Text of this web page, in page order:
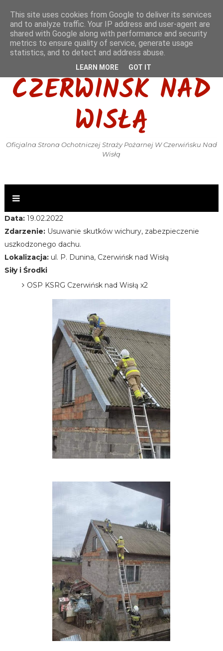
OSP KSRG
CZERWIŃSK NAD
WISŁĄ
Oficjalna Strona Ochotniczej Straży Pożarnej W Czerwińsku Nad
Wisłą
Data:19.02.2022
Zdarzenie:Usuwanie skutków wichury, zabezpieczenie
uszkodzonego dachu.
Lokalizacja:ul. P. Dunina, Czerwińsk nad Wisłą
Siły i Środki
OSP KSRG Czerwińsk nad Wisłą x2
This site uses cookies from Google to deliver its services
and to analyze traffic. Your IP address and user-agent are
shared with Google along with performance and security
metrics to ensure quality of service, generate usage
statistics, and to detect and address abuse.
LEARN MORE GOT IT